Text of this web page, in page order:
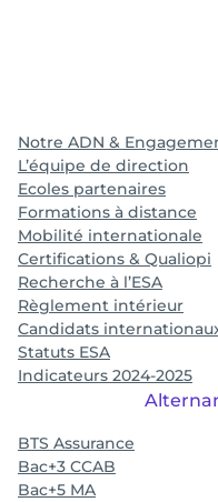
Notre ADN &
L’équipe de direction
Ecoles partenaires
Formations à distance
Mobilité internationale
Certifications & Qualiopi
Recherche à l’ESA
Règlement intérieur
Candidats
Statuts ESA
Indicateurs 2024-2025
BTS Assurance
Bac+3 CCAB
Bac+5 MA